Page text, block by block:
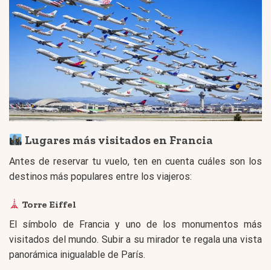
Lugares más visitados en Francia
Antes de reservar tu vuelo, ten en cuenta cuáles son los
destinos más populares entre los viajeros:
Torre Eiffel
El símbolo de Francia y uno de los monumentos más
visitados del mundo. Subir a su mirador te regala una vista
panorámica inigualable de París.